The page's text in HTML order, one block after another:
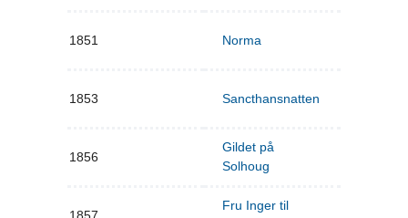
1851 Norma
1853 Sancthansnatten
1856
Gildet på
Solhoug
1857
Fru Inger til